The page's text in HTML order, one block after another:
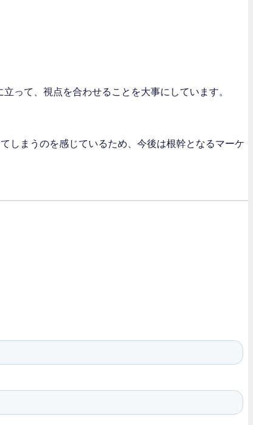
って、視点を合わせることを大事にしています。
しまうのを感じているため、今後は根幹となるマーケ